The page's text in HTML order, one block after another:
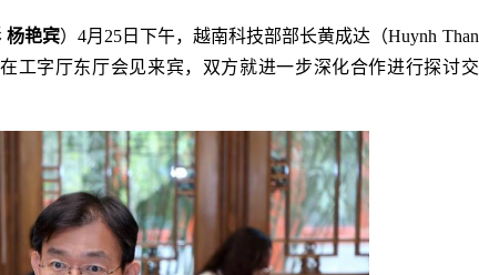
杨艳宾）4月25日下午，越南科技部部长黄成达（Huynh Than
工字厅东厅会见来宾，双方就进一步深化合作进行探讨交